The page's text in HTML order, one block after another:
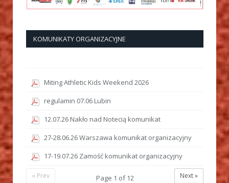
KOMUNIKATY ORGANIZACYJNE
Miting Athletic Kids Weekend 2026
regulamin 07.06 Lubin
12.07.26 Nakło nad Notecią komunikat
27-28.06.26 Warszawa komunikat organizacyjny
17-19.07.26 Zamość komunikat organizacyjny
Next »
Page 1 of12
« Prev